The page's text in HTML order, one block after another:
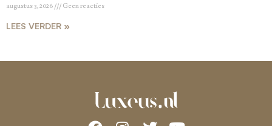
augustus 3, 2026 Geen reacties
LEES VERDER »